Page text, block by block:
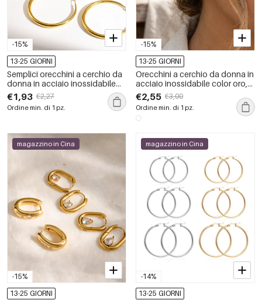
-15%
13-25 GIORNI
Semplici orecchini a cerchio da
donna in acciaio inossidabile
impermeabile color oro.
€1,93 €2,27
Ordine min. di 1 pz.
-15%
13-25 GIORNI
Orecchini a cerchio da donna in
acciaio inossidabile color oro,
con motivo classico a filo,
impermeabili.
€2,55 €3,00
Ordine min. di 1 pz.
-15%
magazzino in Cina
13-25 GIORNI
-14%
magazzino in Cina
13-25 GIORNI